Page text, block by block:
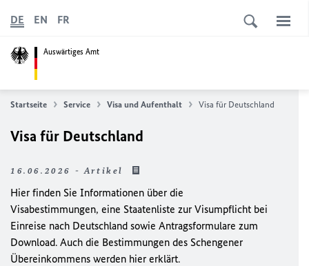
Auswärtiges Amt
DE EN FR
Startseite Service Visa und Aufenthalt Visa für Deutschland
Visa für Deutschland
16.06.2026 - Artikel
Hier finden Sie Informationen über die
Visabestimmungen, eine Staatenliste zur Visumpflicht bei
Einreise nach Deutschland sowie Antragsformulare zum
Download. Auch die Bestimmungen des Schengener
Übereinkommens werden hier erklärt.